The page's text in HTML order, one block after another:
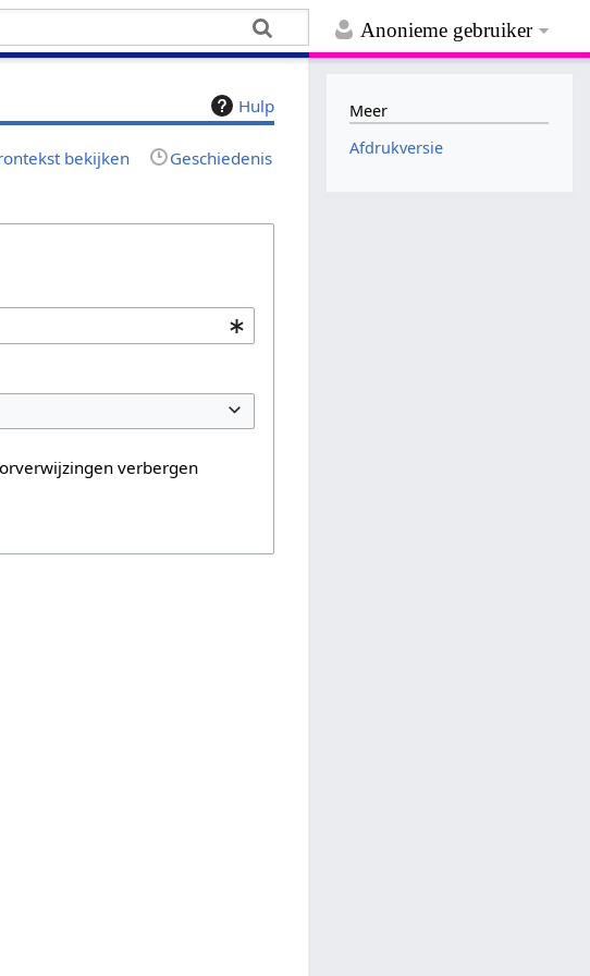
Anonieme gebruiker
Hulp
bekijken Geschiedenis
verbergen
Meer
Afdrukversie